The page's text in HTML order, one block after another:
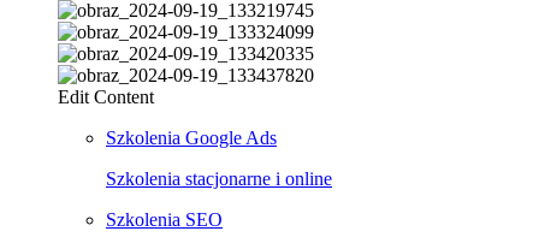
Edit Content
Szkolenia Google Ads
Szkolenia stacjonarne i online
Szkolenia SEO